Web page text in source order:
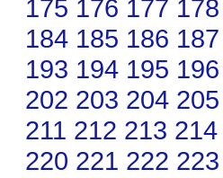
175 176 177 178
184 185 186 187
193 194 195 196
202 203 204 205
211 212 213 214
220 221 222 223